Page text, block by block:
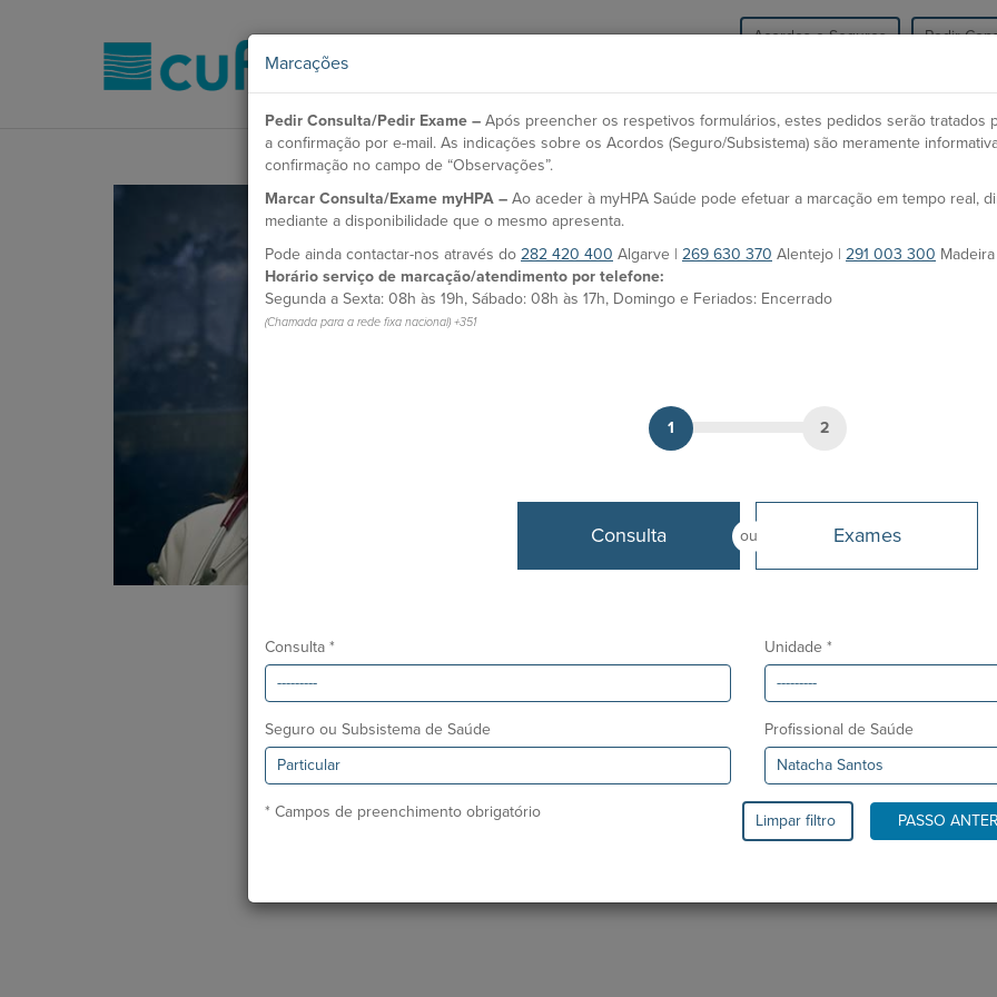
Acordos e Seguros Pedir
HPA Saúde Unidades Especialidades e
Marcações
Pedir Consulta/Pedir Exame – Após preencher os respetivos formulários, estes pedidos serão tratados
a confirmação por e-mail. As indicações sobre os Acordos (Seguro/Subsistema) são meramente
confirmação no campo de “Observações”.
Marcar Consulta/Exame myHPA – Ao aceder à myHPA Saúde pode efetuar a marcação em tempo real,
mediante a disponibilidade que o mesmo apresenta.
Pode ainda contactar-nos através do 282 420 400 Algarve | 269 630 370 Alentejo | 291 003 300 Madeira
Horário serviço de marcação/atendimento por telefone:
Segunda a Sexta: 08h às 19h, Sábado: 08h às 17h, Domingo e Feriados: Encerrado
(Chamada para a rede fixa nacional) +351
1 2
ou
Consulta Exames
Consulta * Unidade *
Seguro ou Subsistema de Saúde Profissional de Saúde
* Campos de preenchimento obrigatório Limpar filtro PASSO
Dr.ª Natacha Santos
Médico
MARCAÇÃO